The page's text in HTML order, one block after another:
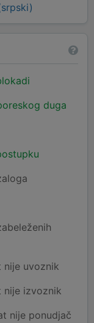
duga
nije uvoznik
nije izvoznik
nije ponudjač